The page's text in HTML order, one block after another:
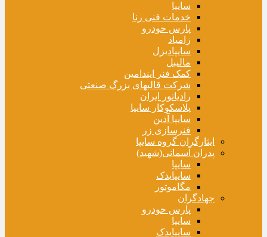
سایپا
خدمات فنی رنا
پارس خودرو
زامیاد
سایپادیزل
مالیبل
کمک فنر ایندامین
شرکت قالبهای بزرگ صنعتی
رادیاتور ایران
پلاسکوکار سایپا
سایپا آذین
فنرسازی زر
ایثارگران گروه سایپا
پدران آسمانی(شهید)
سایپا
سایپایدک
مگاموتور
جهادگران
پارس خودرو
سایپا
سایپایدک